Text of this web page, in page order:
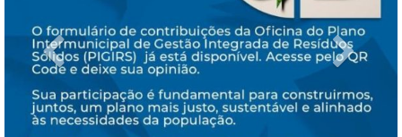
Previous Next